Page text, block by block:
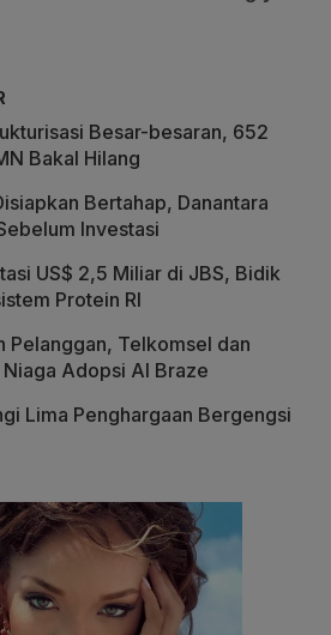
Besar-besaran, 652
Bakal Hilang
Bertahap, Danantara
Investasi
US$ 2,5 Miliar di JBS, Bidik
Protein RI
Pelanggan, Telkomsel dan
Adopsi AI Braze
Lima Penghargaan Bergengsi